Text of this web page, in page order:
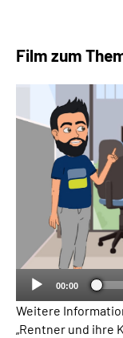
Film zum
00:00
Weitere
„Rentner und ihre